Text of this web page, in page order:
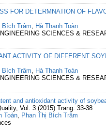
FOR DETERMNATION OF
Bích Trâm, Hà Thanh Toàn
SCIENCES &
ACTIVITY OF DIFFERENT
Bích Trâm, Hà Thanh Toàn
SCIENCES &
and antioxidant activity of
Vol. 3 (2015) Trang: 33-38
Toàn, Phan Thị Bích Trâm